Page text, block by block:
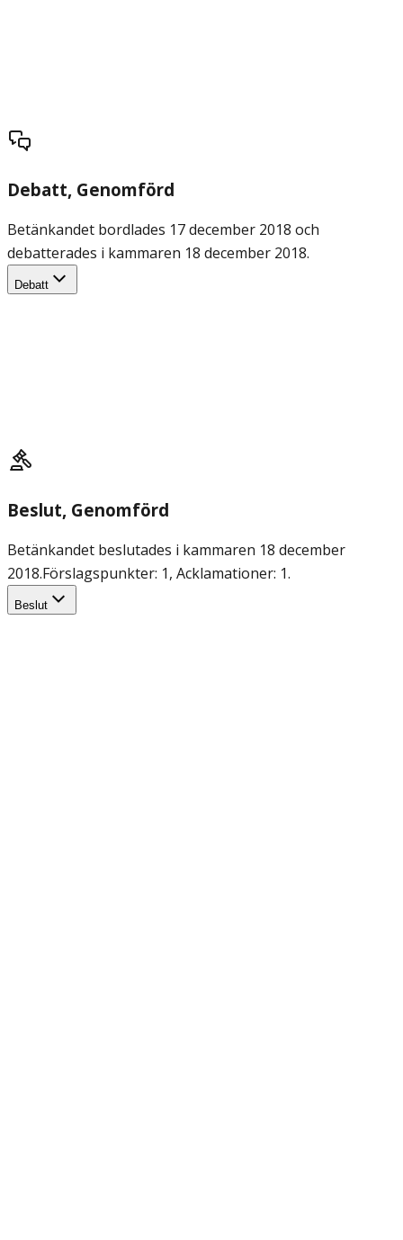
Debatt, Genomförd
Betänkandet bordlades 17 december 2018 och
debatterades i kammaren 18 december 2018.
Debatt
Beslut, Genomförd
Betänkandet beslutades i kammaren 18 december
2018.Förslagspunkter: 1, Acklamationer: 1.
Beslut